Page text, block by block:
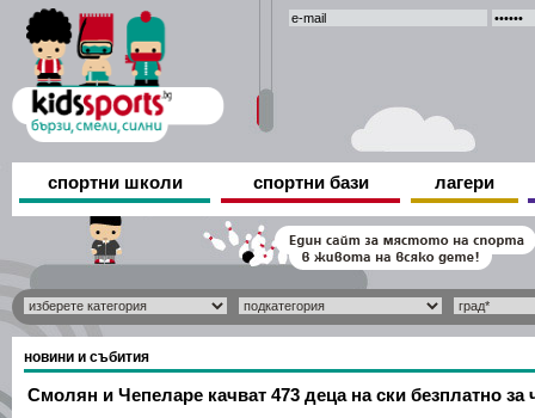
спортни школи спортни бази лагери
новини и събития
Смолян и Чепеларе качват 473 деца на ски безплатно за